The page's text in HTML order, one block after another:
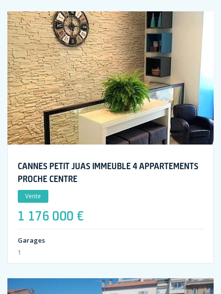
CANNES PETIT JUAS IMMEUBLE 4 APPARTEMENTS
PROCHE CENTRE
Vente
1 176 000 €
Garages
1